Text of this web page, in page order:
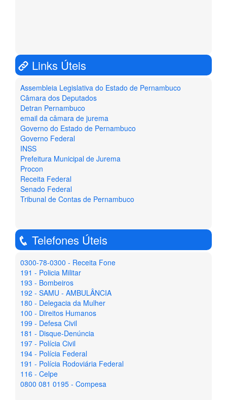
Links Úteis
Assembleia Legislativa do Estado de Pernambuco
Câmara dos Deputados
Detran Pernambuco
email da câmara de jurema
Governo do Estado de Pernambuco
Governo Federal
INSS
Prefeitura Municipal de Jurema
Procon
Receita Federal
Senado Federal
Tribunal de Contas de Pernambuco
Telefones Úteis
0300-78-0300 - Receita Fone
191 - Policia Militar
193 - Bombeiros
192 - SAMU - AMBULÂNCIA
180 - Delegacia da Mulher
100 - Direitos Humanos
199 - Defesa Civil
181 - Disque-Denúncia
197 - Polícia Civil
194 - Polícia Federal
191 - Polícia Rodoviária Federal
116 - Celpe
0800 081 0195 - Compesa